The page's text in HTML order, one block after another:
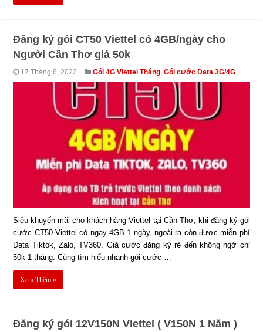
Đăng ký gói CT50 Viettel có 4GB/ngày cho
Người Cần Thơ giá 50k
17 Tháng 8, 2022 Gói 4G Viettel Tháng,Gói cước Data 3G/4G
Siêu khuyến mãi cho khách hàng Viettel tại Cần Thơ, khi đăng ký gói
cước CT50 Viettel có ngay 4GB 1 ngày, ngoài ra còn được miễn phí
Data Tiktok, Zalo, TV360. Giá cước đăng ký rẻ đến không ngờ chỉ
50k 1 tháng. Cùng tìm hiểu nhanh gói cước …
Xem Thêm »
Đăng ký gói 12V150N Viettel ( V150N 1 Năm )